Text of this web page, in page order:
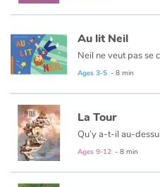
Au lit Neil
Neil ne veut pas se
Ages 3-5 - 8 min
La Tour
Ages 9-12 - 8 min